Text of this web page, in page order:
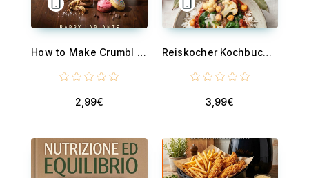
How to Make Crumbl Cookies at Home - The Complete Guide to Engineer the World Most Popular Cookie Recipes
2,99€
Reiskocher Kochbuch - 100 Rezepte für deinen Reiskocher. Das große Rezept Buch mit Reisgerichten, Risotto, Eintöpfen, Suppen, Aufläufen und Süßspeisen aus aller Welt – einfach in einem Topf zubereitet.
3,99€